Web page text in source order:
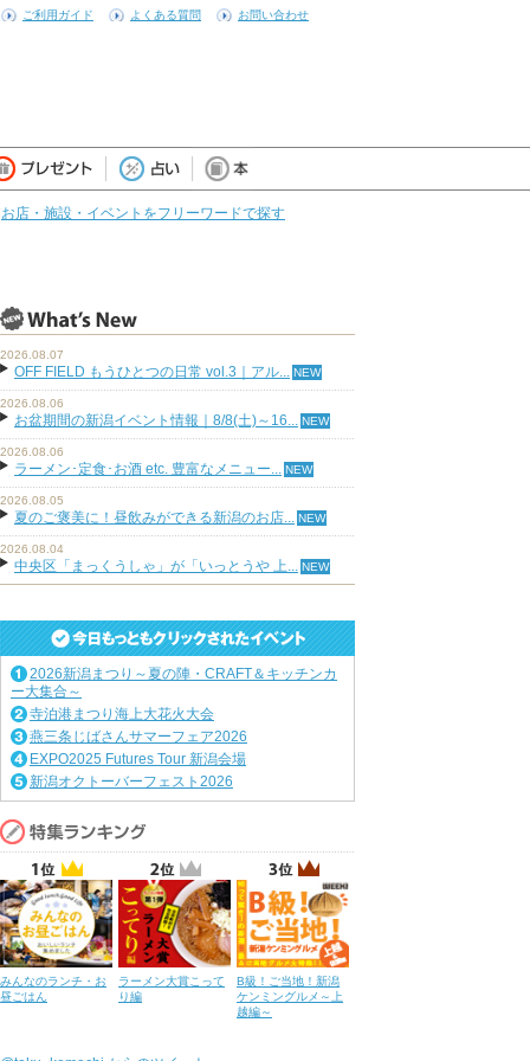
ご利用ガイド よくある質問 お問い合わせ
お店・施設・イベントをフリーワードで探す
2026.08.07
OFF FIELD もうひとつの日常 vol.3｜アル...
2026.08.06
お盆期間の新潟イベント情報｜8/8(土)～16...
2026.08.06
ラーメン･定食･お酒 etc. 豊富なメニュー...
2026.08.05
夏のご褒美に！昼飲みができる新潟のお店...
2026.08.04
中央区「まっくうしゃ」が「いっとうや 上...
2026新潟まつり～夏の陣・CRAFT＆キッチンカ
ー大集合～
寺泊港まつり海上大花火大会
燕三条じばさんサマーフェア2026
EXPO2025 Futures Tour 新潟会場
新潟オクトーバーフェスト2026
みんなのランチ・お
昼ごはん
ラーメン大賞こって
り編
B級！ご当地！新潟
ケンミングルメ～上
越編～